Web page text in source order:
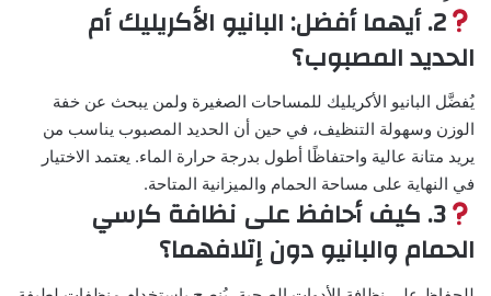
2. أيهما أفضل: البانيو الأكريليك أم
الحديد المصبوب؟
يُفضَّل البانيو الأكريليك للمساحات الصغيرة ولمن يبحث عن خفة
الوزن وسهولة التنظيف، في حين أن الحديد المصبوب يناسب من
يريد متانة عالية واحتفاظًا أطول بدرجة حرارة الماء. يعتمد الاختيار
في النهاية على مساحة الحمام والميزانية المتاحة.
3. كيف أحافظ على نظافة كرسي
الحمام والبانيو دون إتلافهما؟